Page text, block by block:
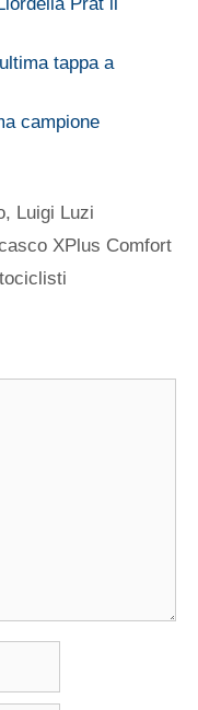
tappa a
campione
, Luigi Luzi
XPlus Comfort